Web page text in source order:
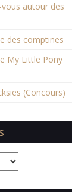
autour des
des comptines
My Little Pony
(Concours)